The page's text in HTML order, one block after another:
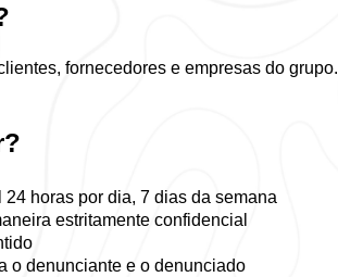
fornecedores e empresas do grupo.
horas por dia, 7 dias da semana
estritamente confidencial
o denunciante e o denunciado